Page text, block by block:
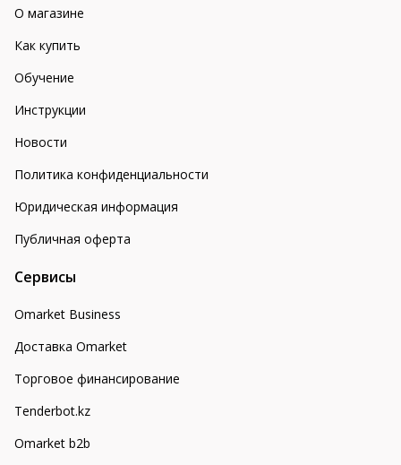
О магазине
Как купить
Обучение
Инструкции
Новости
Политика конфиденциальности
Юридическая информация
Публичная оферта
Сервисы
Omarket Business
Доставка Omarket
Торговое финансирование
Tenderbot.kz
Omarket b2b